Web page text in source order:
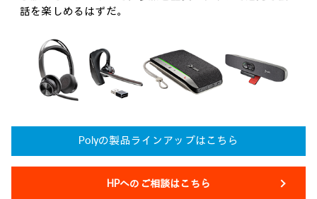
話を楽しめるはずだ。
Polyの製品ラインアップはこちら
HPへのご相談はこちら